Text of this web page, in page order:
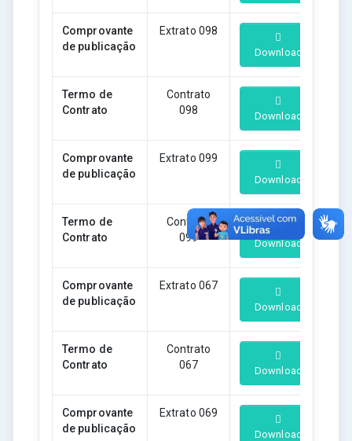
Comprovante
de publicação
Extrato 098
Download
Termo de
Contrato
Contrato
098
Download
Comprovante
de publicação
Extrato 099
Download
Termo de
Contrato
Contrato
099
Download
Comprovante
de publicação
Extrato 067
Download
Termo de
Contrato
Contrato
067
Download
Comprovante
de publicação
Extrato 069
Download